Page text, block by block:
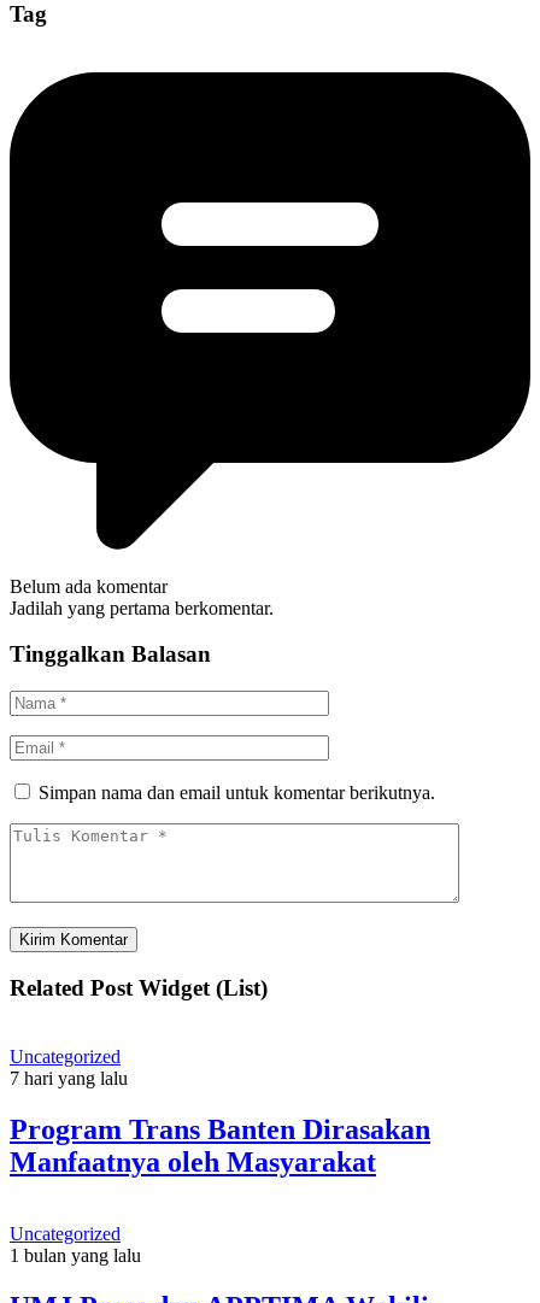
Tag
Belum ada komentar
Jadilah yang pertama berkomentar.
Tinggalkan Balasan
Simpan nama dan email untuk komentar berikutnya.
Related Post Widget (List)
Uncategorized
7 hari yang lalu
Program Trans Banten Dirasakan
Manfaatnya oleh Masyarakat
Uncategorized
1 bulan yang lalu